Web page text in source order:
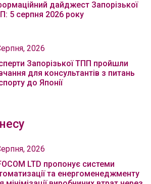
дайджест Запорізької
5 серпня 2026 року
2026
Запорізької ТПП пройшли
для консультантів з питань
до Японії
2026
LTD пропонує системи
та енергоменеджменту